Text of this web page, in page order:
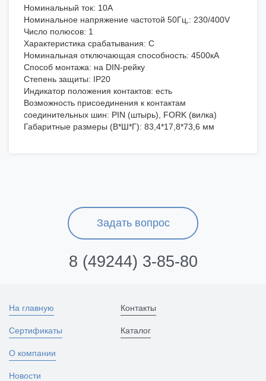
Номинальный ток: 10А
Номинальное напряжение частотой 50Гц,: 230/400V
Число полюсов: 1
Характеристика срабатывания: С
Номинальная отключающая способность: 4500кА
Способ монтажа: на DIN-рейку
Степень защиты: IP20
Индикатор положения контактов: есть
Возможность присоединения к контактам
соединительных шин: PIN (штырь), FORK (вилка)
Габаритные размеры (В*Ш*Г): 83,4*17,8*73,6 мм
Задать вопрос
8 (49244) 3-85-80
На главную
Сертификаты
О компании
Новости
Контакты
Каталог